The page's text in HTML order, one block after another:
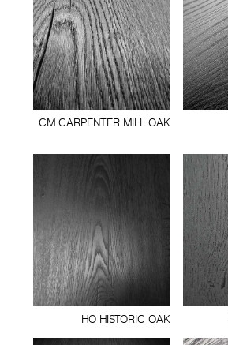
CM CARPENTER MILL OAK
HO HISTORIC OAK